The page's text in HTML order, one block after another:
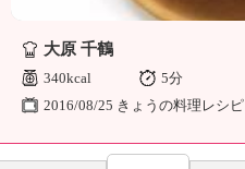
」
大原 千鶴
340kcal
5分
2016/08/25 きょうの料理レシピ